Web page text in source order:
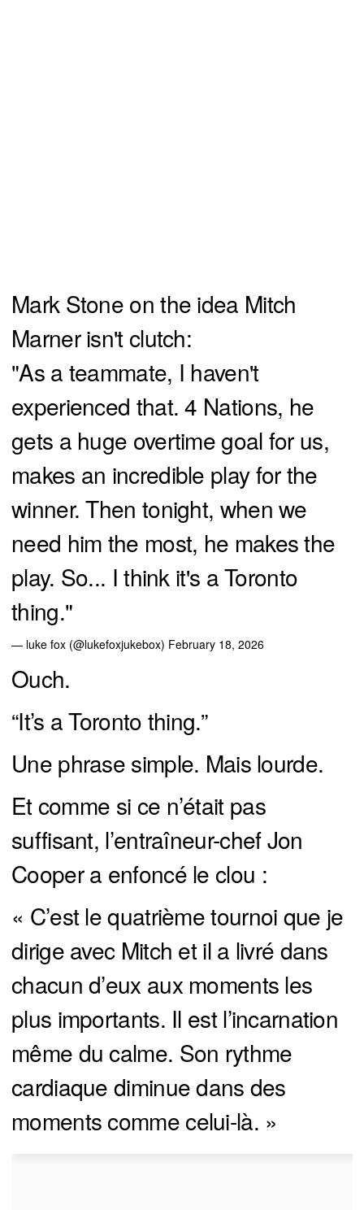
Mark Stone on the idea Mitch
Marner isn't clutch:
"As a teammate, I haven't
experienced that. 4 Nations, he
gets a huge overtime goal for us,
makes an incredible play for the
winner. Then tonight, when we
need him the most, he makes the
play. So... I think it's a Toronto
thing."
— luke fox (@lukefoxjukebox) February 18, 2026
Ouch.
“It’s a Toronto thing.”
Une phrase simple. Mais lourde.
Et comme si ce n’était pas
suffisant, l’entraîneur-chef Jon
Cooper a enfoncé le clou :
« C’est le quatrième tournoi que je
dirige avec Mitch et il a livré dans
chacun d’eux aux moments les
plus importants. Il est l’incarnation
même du calme. Son rythme
cardiaque diminue dans des
moments comme celui-là. »